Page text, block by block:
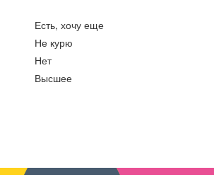
Есть, хочу еще
Не курю
Нет
Высшее